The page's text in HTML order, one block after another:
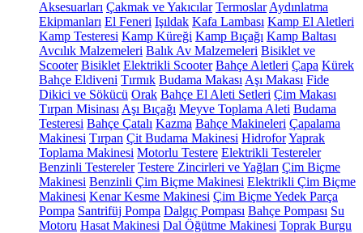
Aksesuarları Çakmak ve Yakıcılar Termoslar Aydınlatma
Ekipmanları El Feneri Işıldak Kafa Lambası Kamp El Aletleri
Kamp Testeresi Kamp Küreği Kamp Bıçağı Kamp Baltası
Avcılık Malzemeleri Balık Av Malzemeleri Bisiklet ve
Scooter Bisiklet Elektrikli Scooter Bahçe Aletleri Çapa Kürek
Bahçe Eldiveni Tırmık Budama Makası Aşı Makası Fide
Dikici ve Sökücü Orak Bahçe El Aleti Setleri Çim Makası
Tırpan Misinası Aşı Bıçağı Meyve Toplama Aleti Budama
Testeresi Bahçe Çatalı Kazma Bahçe Makineleri Çapalama
Makinesi Tırpan Çit Budama Makinesi HidroforYaprak
Toplama Makinesi Motorlu Testere Elektrikli Testereler
Benzinli Testereler Testere Zincirleri ve Yağları Çim Biçme
Makinesi Benzinli Çim Biçme Makinesi Elektrikli Çim Biçme
Makinesi Kenar Kesme Makinesi Çim Biçme Yedek Parça
Pompa Santrifüj Pompa Dalgıç Pompası Bahçe Pompası Su
Motoru Hasat Makinesi Dal Öğütme Makinesi Toprak Burgu